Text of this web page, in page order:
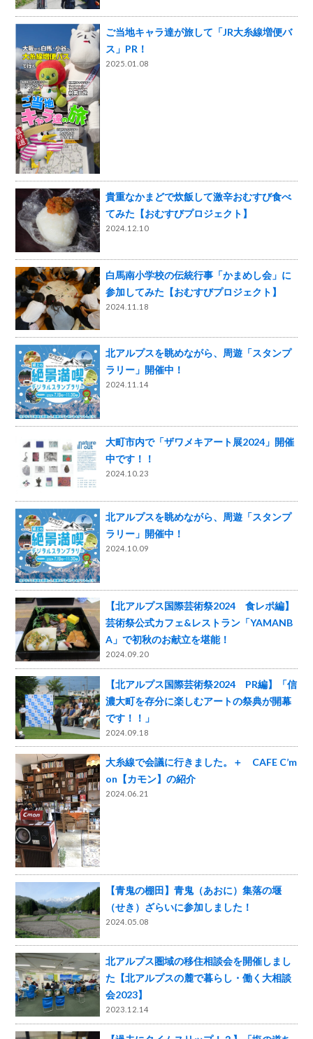
ご当地キャラ達が旅して「JR大糸線増便バ
ス」PR！
2025.01.08
貴重なかまどで炊飯して激辛おむすび食べ
てみた【おむすびプロジェクト】
2024.12.10
白馬南小学校の伝統行事「かまめし会」に
参加してみた【おむすびプロジェクト】
2024.11.18
北アルプスを眺めながら、周遊「スタンプ
ラリー」開催中！
2024.11.14
大町市内で「ザワメキアート展2024」開催
中です！！
2024.10.23
北アルプスを眺めながら、周遊「スタンプ
ラリー」開催中！
2024.10.09
【北アルプス国際芸術祭2024 食レポ編】
芸術祭公式カフェ&レストラン「YAMANB
A」で初秋のお献立を堪能！
2024.09.20
【北アルプス国際芸術祭2024 PR編】「信
濃大町を存分に楽しむアートの祭典が開幕
です！！」
2024.09.18
大糸線で会議に行きました。＋ CAFE C’m
on【カモン】の紹介
2024.06.21
【青鬼の棚田】青鬼（あおに）集落の堰
（せき）ざらいに参加しました！
2024.05.08
北アルプス圏域の移住相談会を開催しまし
た【北アルプスの麓で暮らし・働く大相談
会2023】
2023.12.14